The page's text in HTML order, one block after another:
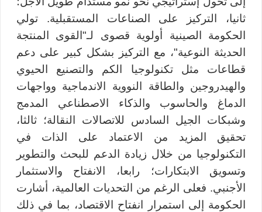
ثانيا، التركيز على الصناعات المستقبلية. تولي
الحكومة الصينية أولوية قصوى لـ"القوى المنتجة
الحديثة النوعية"، مع التركيز بشكل كبير على دعم
قطاعات مثل تكنولوجيا الكم والتصنيع الحيوي
والهيدروجين والطاقة النووية الاندماجية وواجهات
الدماغ والحاسوب والذكاء الاصطناعي المدمج
وشبكات الجيل السادس للاتصالات النقالة؛ ثالثا،
تحقيق المزيد من الاعتماد على الذات في
التكنولوجيا من خلال زيادة الدعم للبحث والتطوير
وتسويق الابتكارات؛ رابعا، الانفتاح والاستثمار
الأجنبي. فعلى الرغم من التحديات العالمية، أشارت
الحكومة إلى استمرار انفتاح الاقتصاد، بما في ذلك